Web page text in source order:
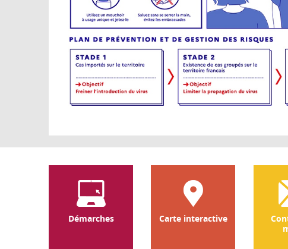
Démarches Carte interactive